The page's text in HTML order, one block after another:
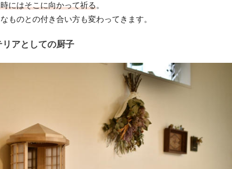
にはそこに向かって祈る。
ものとの付き合い方も変わってきます。
アとしての厨子